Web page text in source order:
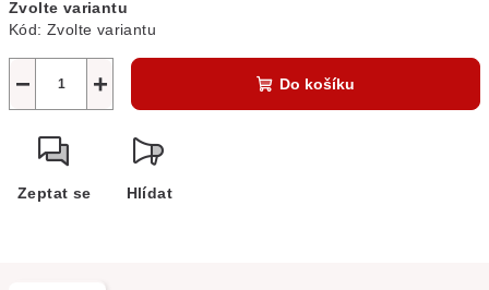
cena:
Zvolte variantu
Kód: Zvolte variantu
+
− Do košíku
Zeptat se Hlídat